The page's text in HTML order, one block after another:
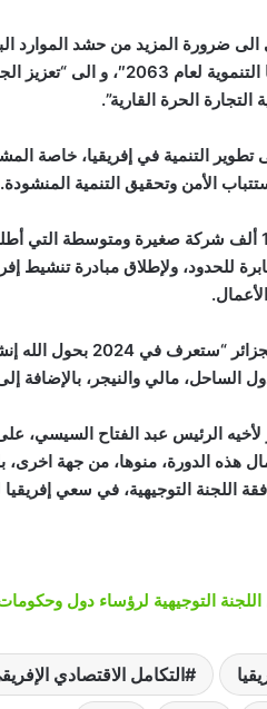
ضرورة المزيد من حشد الموارد
المشاريع القارية الرائدة لأجندة
الحرة القارية”.
التنمية في إفريقيا، خاصة
الأمن وتحقيق التنمية المنشودة.
للحدود، ولإطلاق مبادرة تنشيط
و أعلن، الرئيس عبد المجيد
الساحل، مالي والنيجر، بالإضافة
الرئيس عبد الفتاح السيسي،
هذه الدورة، منوها، من جهة
اللجنة التوجيهية، في سعي
لرؤساء دول وحكومات
التكامل الاقتصادي